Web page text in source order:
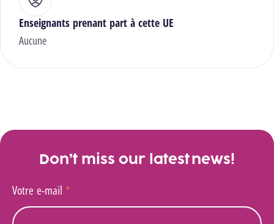
Enseignants prenant part à cette UE
Aucune
Don’t miss our latest news!
Votre e-mail *